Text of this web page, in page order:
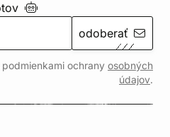
odoberať
podmienkami ochrany osobných
údajov.